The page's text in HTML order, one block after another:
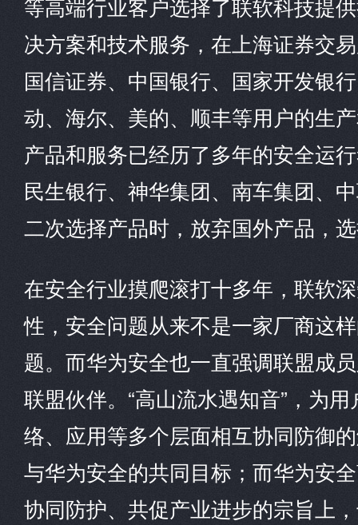
等高端行业客户选择了联软科技提
决方案和技术服务，在上海证券交
国信证券、中国银行、国家开发银
动、海尔、美的、顺丰等用户的生
产品和服务已经历了多年的安全运
民生银行、神华集团、南车集团、
二次选择产品时，放弃国外产品，
在安全行业摸爬滚打十多年，联软
性，安全问题从来不是一家厂商这
题。而华为安全也一直强调联盟成
联盟伙伴。“高山流水遇知音”，为
络、应用等多个层面相互协同防御
与华为安全的共同目标；而华为安
协同防护、共促产业进步的宗旨上